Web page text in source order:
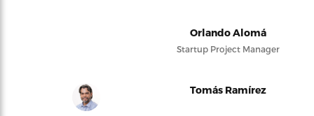
Orlando Alomá
Startup Project Manager
Tomás Ramírez